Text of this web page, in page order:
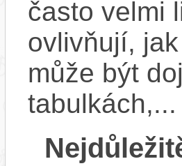
často velmi
ovlivňují,
může být
tabulkách,...